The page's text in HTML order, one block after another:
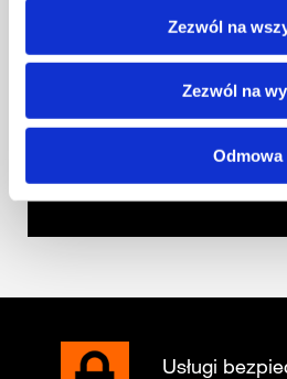
Zezwól na
Zezwól na
Odmowa
Masz ciekawą
informację?
Poinformuj nas
Usługi